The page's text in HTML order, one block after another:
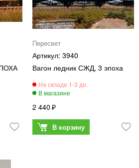
Пересвет
3940
Вагон ледник СЖД, 3 эпоха
2 440